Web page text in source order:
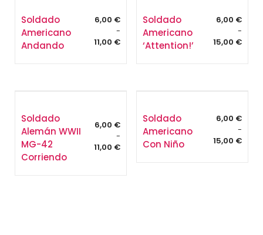
Soldado
Americano
Andando
6,00 €
-
11,00 €Rango
Soldado
Americano
‘Attention!’
6,00 €
-
15,00 €
Soldado
Alemán WWII
MG-42
Corriendo
6,00 €
-
11,00 €Rango
Soldado
Americano
Con Niño
6,00 €
-
15,00 €